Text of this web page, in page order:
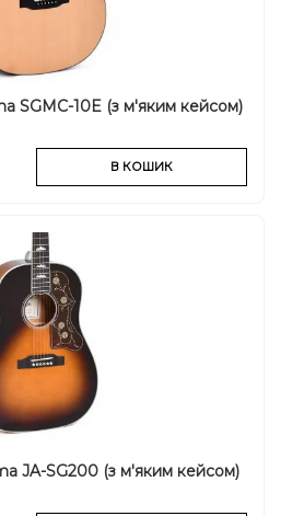
SGMC-10E (з м'яким кейсом)
В КОШИК
JA-SG200 (з м'яким кейсом)